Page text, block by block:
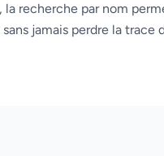
la recherche par nom
sans jamais perdre la trace